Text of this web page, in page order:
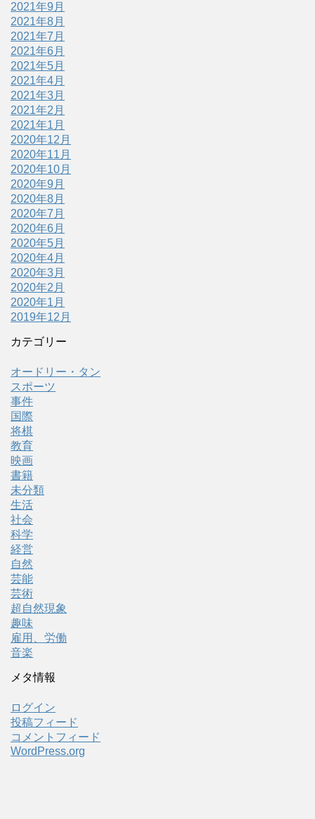
2021年9月
2021年8月
2021年7月
2021年6月
2021年5月
2021年4月
2021年3月
2021年2月
2021年1月
2020年12月
2020年11月
2020年10月
2020年9月
2020年8月
2020年7月
2020年6月
2020年5月
2020年4月
2020年3月
2020年2月
2020年1月
2019年12月
カテゴリー
オードリー・タン
スポーツ
事件
国際
将棋
教育
映画
書籍
未分類
生活
社会
科学
経営
自然
芸能
芸術
超自然現象
趣味
雇用、労働
音楽
メタ情報
ログイン
投稿フィード
コメントフィード
WordPress.org